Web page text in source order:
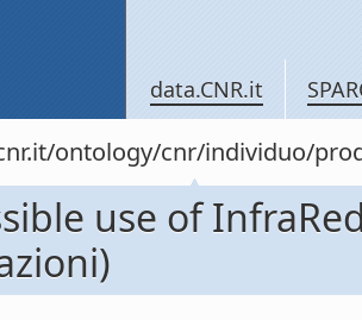
data.CNR.it
ontology/cnr/individuo/
use of